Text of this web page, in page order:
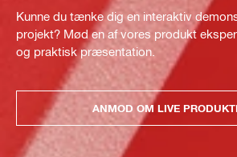
Kunne du tænke dig en interaktiv
projekt? Mød en af vores produkt
og praktisk præsentation.
ANMOD OM LIVE